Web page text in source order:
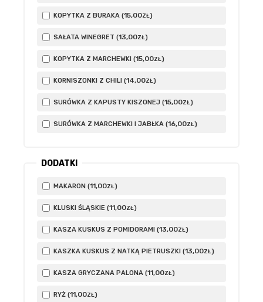
KOPYTKA Z BURAKA (15,00ZŁ)
SAŁATA WINEGRET (13,00ZŁ)
KOPYTKA Z MARCHEWKI (15,00ZŁ)
KORNISZONKI Z CHILI (14,00ZŁ)
SURÓWKA Z KAPUSTY KISZONEJ (15,00ZŁ)
SURÓWKA Z MARCHEWKI I JABŁKA (16,00ZŁ)
DODATKI
MAKARON (11,00ZŁ)
KLUSKI ŚLĄSKIE (11,00ZŁ)
KASZA KUSKUS Z POMIDORAMI (13,00ZŁ)
KASZKA KUSKUS Z NATKĄ PIETRUSZKI (13,00ZŁ)
KASZA GRYCZANA PALONA (11,00ZŁ)
RYŻ (11,00ZŁ)